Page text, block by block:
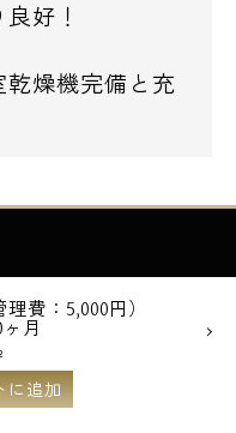
好！
燥機完備と充
費：5,000円）
月
に追加